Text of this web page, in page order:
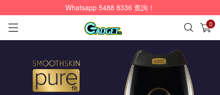
Whatsapp 5488 8336 查詢！
0
已加入購物車 查看